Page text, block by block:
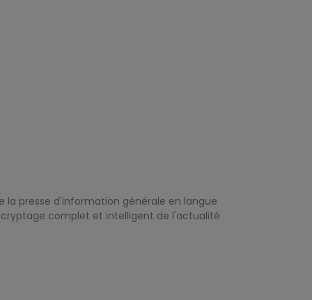
presse d'information générale en langue
complet et intelligent de l'actualité